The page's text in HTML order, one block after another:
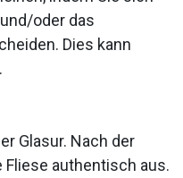
oder das
Dies kann
Glasur. Nach der
Fliese authentisch aus.